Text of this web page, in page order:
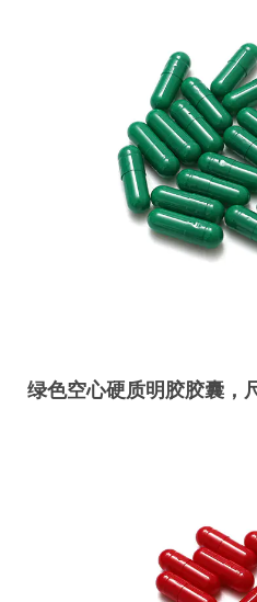
绿色空心硬质明胶胶囊，